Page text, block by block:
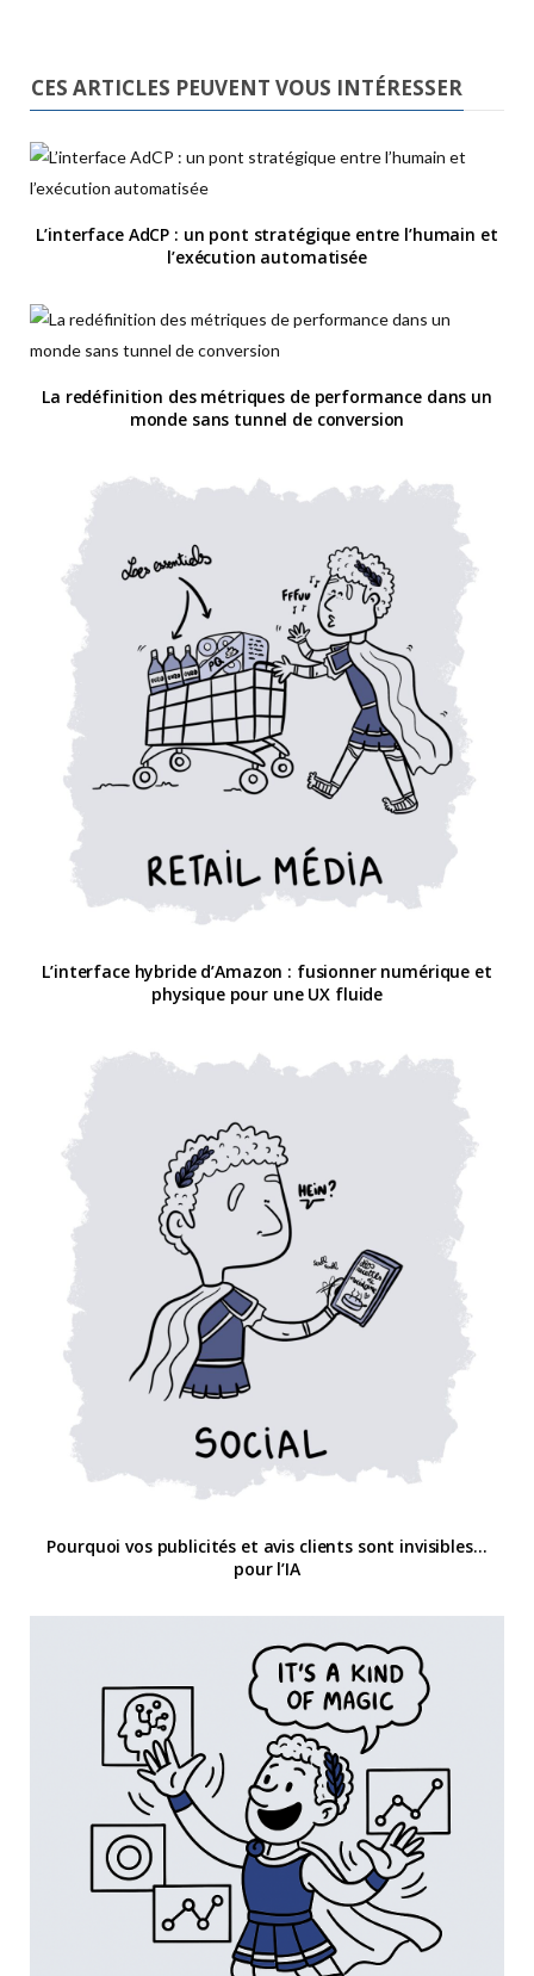
CES ARTICLES PEUVENT VOUS INTÉRESSER
L’interface AdCP : un pont stratégique entre l’humain et
l’exécution automatisée
La redéfinition des métriques de performance dans un
monde sans tunnel de conversion
L’interface hybride d’Amazon : fusionner numérique et
physique pour une UX fluide
Pourquoi vos publicités et avis clients sont invisibles…
pour l’IA